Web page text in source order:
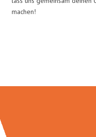
machen!